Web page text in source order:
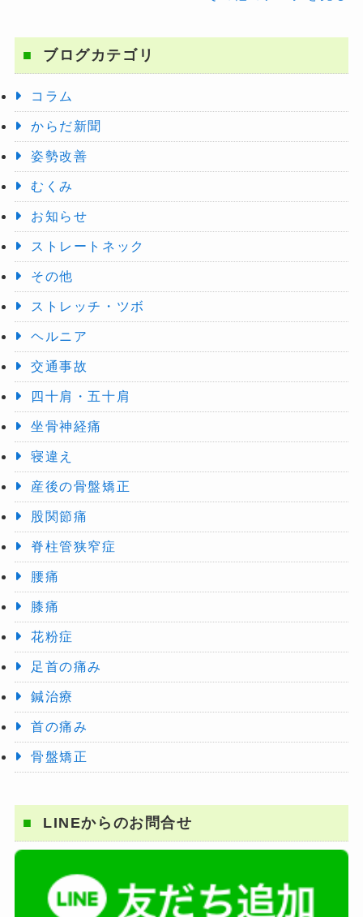
ブログカテゴリ
コラム
からだ新聞
姿勢改善
むくみ
お知らせ
ストレートネック
その他
ストレッチ・ツボ
ヘルニア
交通事故
四十肩・五十肩
坐骨神経痛
寝違え
産後の骨盤矯正
股関節痛
脊柱管狭窄症
腰痛
膝痛
花粉症
足首の痛み
鍼治療
首の痛み
骨盤矯正
LINEからのお問合せ